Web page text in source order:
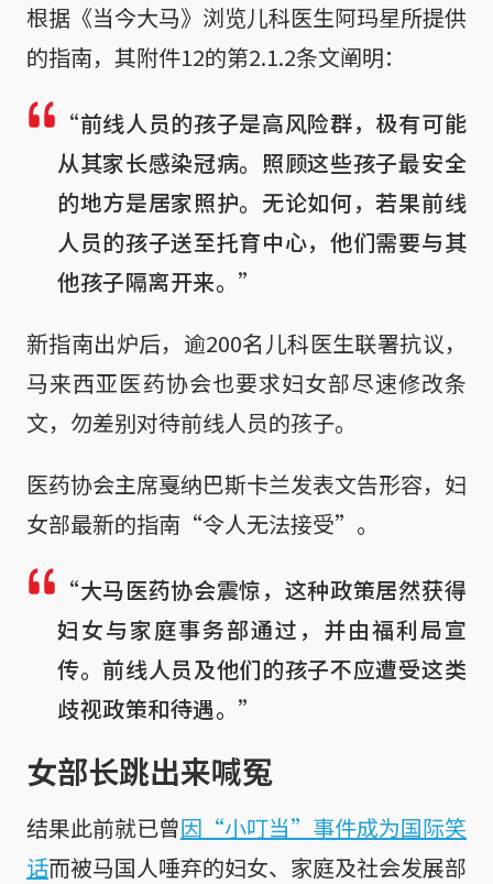
根据《当今大马》浏览儿科医生阿玛星所提供
的指南，其附件12的第2.1.2条文阐明：
“前线人员的孩子是高风险群，极有可能
从其家长感染冠病。照顾这些孩子最安全
的地方是居家照护。无论如何，若果前线
人员的孩子送至托育中心，他们需要与其
他孩子隔离开来。”
新指南出炉后，逾200名儿科医生联署抗议，
马来西亚医药协会也要求妇女部尽速修改条
文，勿差别对待前线人员的孩子。
医药协会主席戛纳巴斯卡兰发表文告形容，妇
女部最新的指南“令人无法接受”。
“大马医药协会震惊，这种政策居然获得
妇女与家庭事务部通过，并由福利局宣
传。前线人员及他们的孩子不应遭受这类
歧视政策和待遇。”
女部长跳出来喊冤
结果此前就已曾因“小叮当”事件成为国际笑
话而被马国人唾弃的妇女、家庭及社会发展部